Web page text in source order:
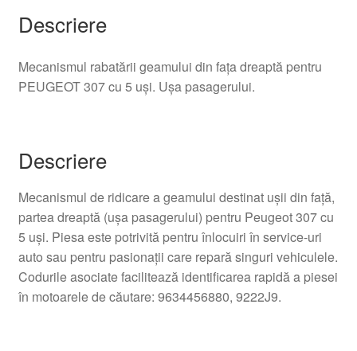
Descriere
Mecanismul rabatării geamului din fața dreaptă pentru
PEUGEOT 307 cu 5 uși. Ușa pasagerului.
Descriere
Mecanismul de ridicare a geamului destinat ușii din față,
partea dreaptă (uşa pasagerului) pentru Peugeot 307 cu
5 uși. Piesa este potrivită pentru înlocuiri în service-uri
auto sau pentru pasionații care repară singuri vehiculele.
Codurile asociate facilitează identificarea rapidă a piesei
în motoarele de căutare: 9634456880, 9222J9.